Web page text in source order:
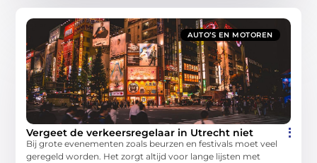
AUTO’S EN MOTOREN
Vergeet de verkeersregelaar in Utrecht niet
Bij grote evenementen zoals beurzen en festivals moet veel
geregeld worden. Het zorgt altijd voor lange lijsten met